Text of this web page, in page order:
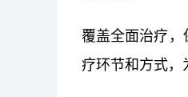
覆盖全面治疗
疗环节和方式，